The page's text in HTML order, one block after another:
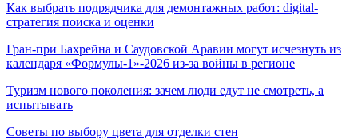
Как выбрать подрядчика для демонтажных работ: digital-
стратегия поиска и оценки
Гран-при Бахрейна и Саудовской Аравии могут исчезнуть из
календаря «Формулы-1»-2026 из-за войны в регионе
Туризм нового поколения: зачем люди едут не смотреть, а
испытывать
Советы по выбору цвета для отделки стен